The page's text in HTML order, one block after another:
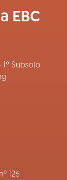
EBC
Subsolo
126